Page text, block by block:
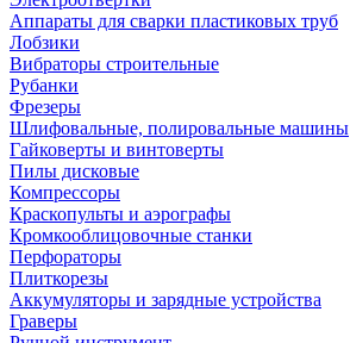
Аппараты для сварки пластиковых труб
Лобзики
Вибраторы строительные
Рубанки
Фрезеры
Шлифовальные, полировальные машины
Гайковерты и винтоверты
Пилы дисковые
Компрессоры
Краскопульты и аэрографы
Кромкооблицовочные станки
Перфораторы
Плиткорезы
Аккумуляторы и зарядные устройства
Граверы